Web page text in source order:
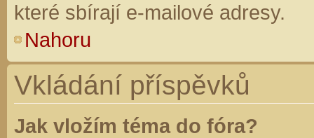
které sbírají e-mailové adresy.
Nahoru
Vkládání příspěvků
Jak vložím téma do fóra?